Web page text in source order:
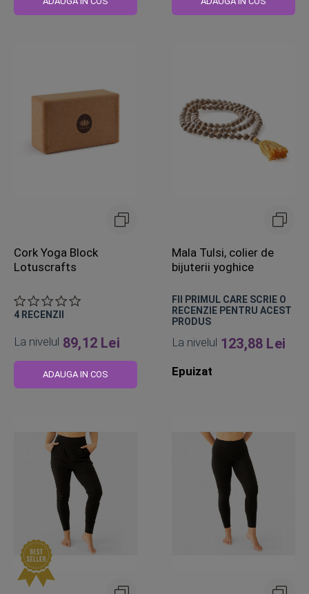
Cork Yoga Block
Lotuscrafts
4 RECENZII
La nivelul 89,12 Lei
ADAUGA IN COS
Mala Tulsi, colier de
bijuterii yoghice
FII PRIMUL CARE SCRIE O
RECENZIE PENTRU ACEST
PRODUS
La nivelul 123,88 Lei
Epuizat